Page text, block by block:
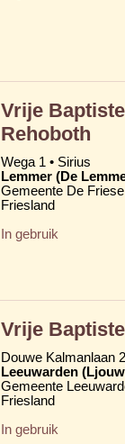
Vrije
Rehoboth
Wega 1 • Sirius
Lemmer (De
Gemeente De
Friesland
In gebruik
Vrije
Douwe Kalmanlaan 2
Leeuwarden
Gemeente
Friesland
In gebruik